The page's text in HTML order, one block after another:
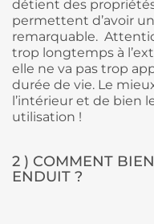
détient des
permettent d’avoir
remarquable.
trop longtemps à
elle ne va pas trop
durée de vie. Le
l’intérieur et de bien
utilisation !
2 ) COMMENT
ENDUIT ?